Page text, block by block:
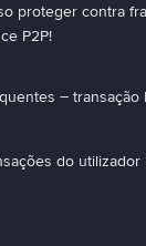
proteger contra
P2P!
– transação
do utilizador